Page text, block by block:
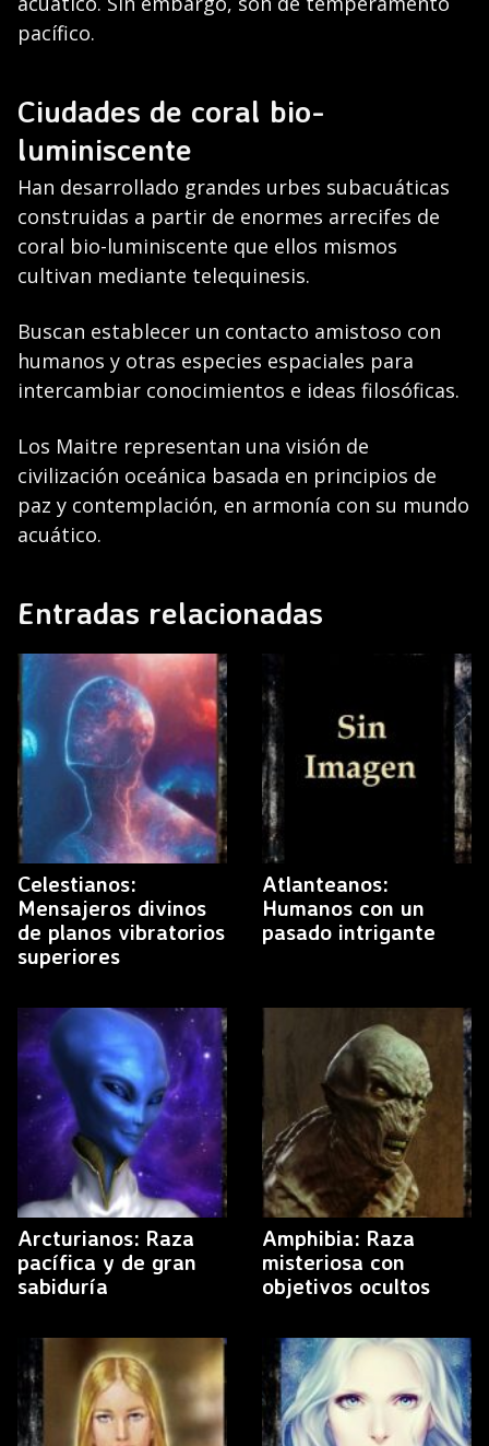
pacífico.
Ciudades de coral bio-
luminiscente
Han desarrollado grandes urbes subacuáticas
construidas a partir de enormes arrecifes de
coral bio-luminiscente que ellos mismos
cultivan mediante telequinesis.
Buscan establecer un contacto amistoso con
humanos y otras especies espaciales para
intercambiar conocimientos e ideas filosóficas.
Los Maitre representan una visión de
civilización oceánica basada en principios de
paz y contemplación, en armonía con su mundo
acuático.
Entradas relacionadas
Celestianos:
Mensajeros divinos
de planos vibratorios
superiores
Atlanteanos:
Humanos con un
pasado intrigante
Arcturianos: Raza
pacífica y de gran
sabiduría
Amphibia: Raza
misteriosa con
objetivos ocultos